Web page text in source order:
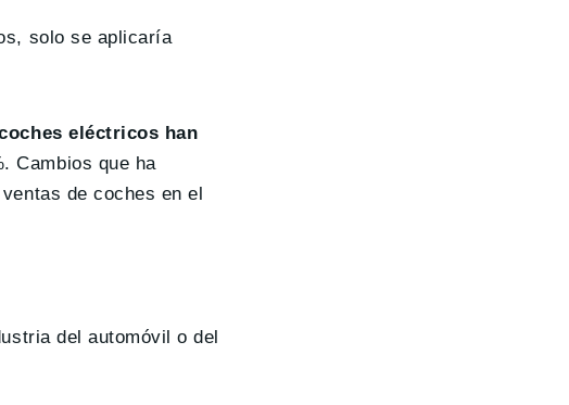
solo se aplicaría
eléctricos han
Cambios que ha
de coches en el
del automóvil o del